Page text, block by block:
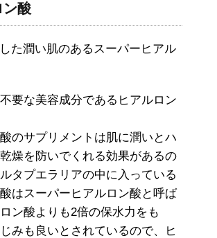
ン酸
要な美容成分であるヒアルロン
のサプリメントは肌に潤いとハ
燥を防いでくれる効果があるの
タプエラリアの中に入っている
はスーパーヒアルロン酸と呼ば
ン酸よりも2倍の保水力をも
みも良いとされているので、ヒ